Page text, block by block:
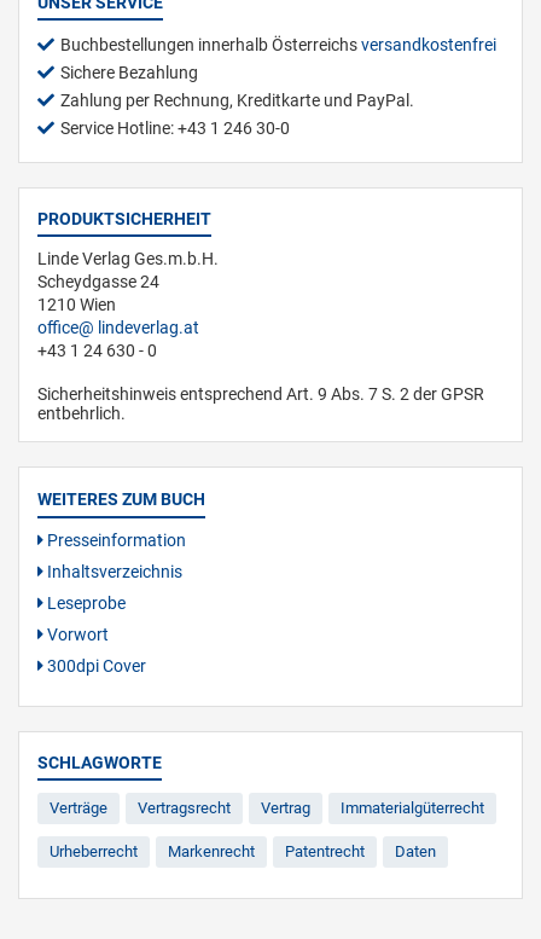
Buchbestellungen innerhalb Österreichsversandkostenfrei
Sichere Bezahlung
Zahlung per Rechnung, Kreditkarte und PayPal.
Service Hotline: +43 1 246 30-0
PRODUKTSICHERHEIT
Linde Verlag Ges.m.b.H.
Scheydgasse 24
1210 Wien
office
lindeverlag.at
+43 1 24 630 - 0
Sicherheitshinweis entsprechend Art. 9 Abs. 7 S. 2 der GPSR
entbehrlich.
WEITERES ZUM BUCH
Presseinformation
Inhaltsverzeichnis
Leseprobe
Vorwort
300dpi Cover
SCHLAGWORTE
Verträge Vertragsrecht Vertrag Immaterialgüterrecht
Urheberrecht Markenrecht Patentrecht Daten